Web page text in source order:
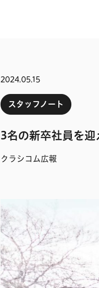
2024.05.15
スタッフノート
3名の新卒社員を
クラシコム広報